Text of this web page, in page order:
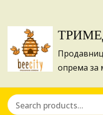
опрема за